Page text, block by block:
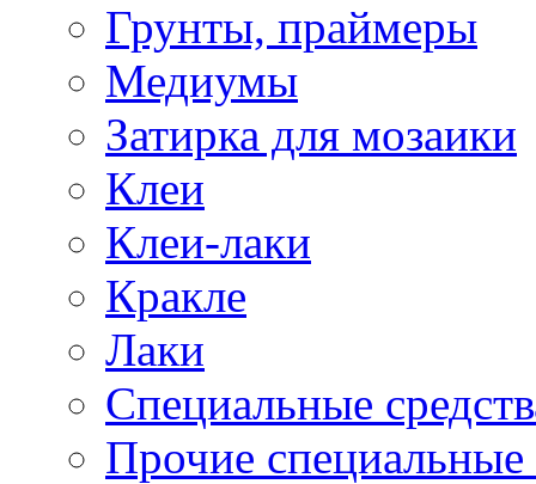
Грунты, праймеры
Медиумы
Затирка для мозаики
Клеи
Клеи-лаки
Кракле
Лаки
Специальные
Прочие специальные